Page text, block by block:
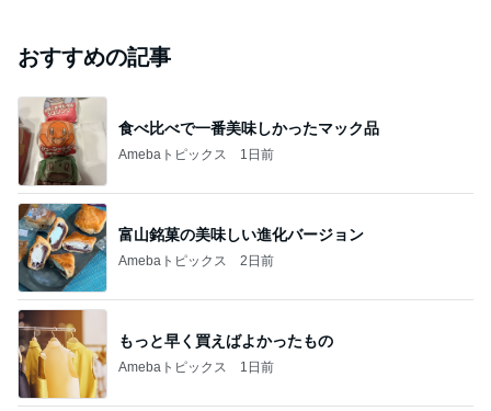
おすすめの記事
食べ比べで一番美味しかったマック品
Amebaトピックス 1日前
富山銘菓の美味しい進化バージョン
Amebaトピックス 2日前
もっと早く買えばよかったもの
Amebaトピックス 1日前